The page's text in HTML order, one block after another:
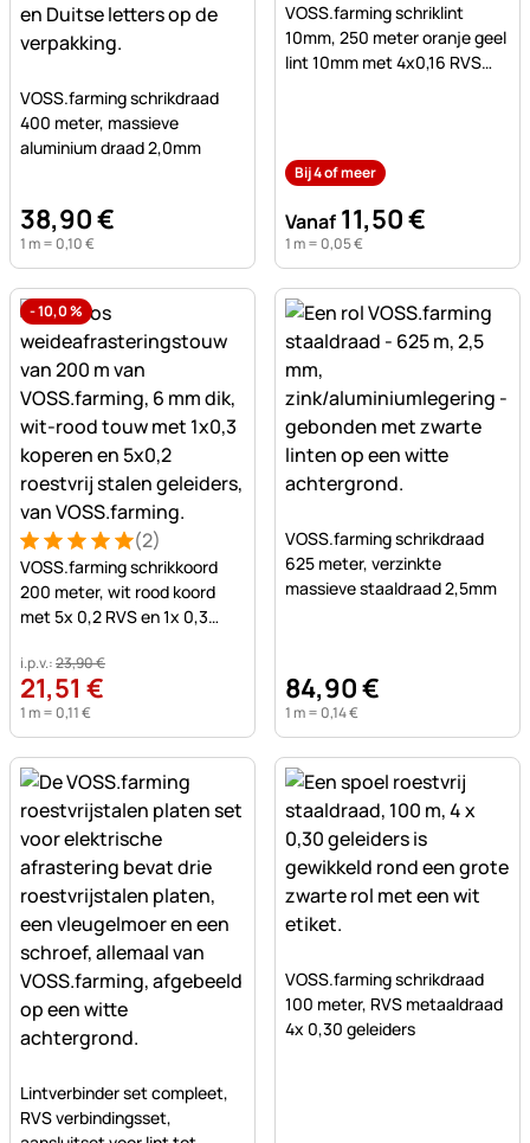
VOSS.farming schrikdraad
400 meter, massieve
aluminium draad 2,0mm
38,90€
1 m = 0,10€
VOSS.farming schriklint
10mm, 250 meter oranje geel
lint 10mm met 4x0,16 RVS
Bij 4 of meer
Vanaf 11,50€
1 m = 0,05€
-10,0%
Beoordeling: 5 van 5 (2 beoordelingen)
2 Bewertungen
(2)
VOSS.farming schrikkoord
200 meter, wit rood koord
met 5x 0,2 RVS en 1x 0,3
i.p.v.:23,90€
21,51 €
1 m = 0,11€
VOSS.farming schrikdraad
625 meter, verzinkte
massieve staaldraad 2,5mm
84,90€
1 m = 0,14€
Lintverbinder set compleet,
RVS verbindingsset,
VOSS.farming schrikdraad
100 meter, RVS metaaldraad
4x 0,30 geleiders